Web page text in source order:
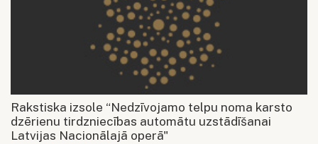
Rakstiska izsole “Nedzīvojamo telpu noma karsto
dzērienu tirdzniecības automātu uzstādīšanai
Latvijas Nacionālajā operā"